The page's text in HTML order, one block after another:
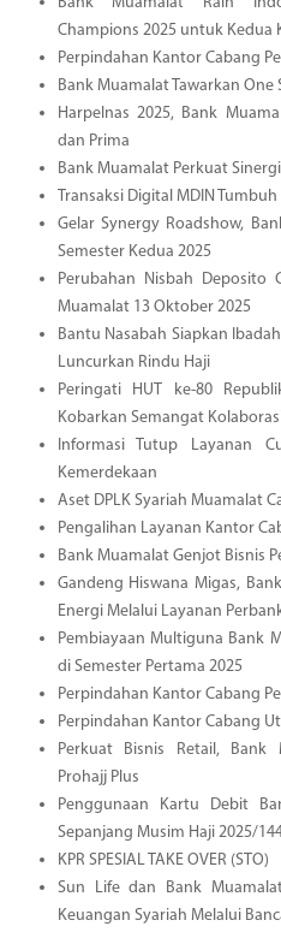
Champions 2025 untuk Kedua
Perpindahan Kantor Cabang
Bank Muamalat Tawarkan One
Harpelnas 2025, Bank
dan Prima
Bank Muamalat Perkuat
Transaksi Digital MDIN Tumbuh
Gelar Synergy Roadshow,
Semester Kedua 2025
Perubahan Nisbah Deposito
Muamalat 13 Oktober 2025
Bantu Nasabah Siapkan
Luncurkan Rindu Haji
Peringati HUT ke-80
Kobarkan Semangat
Informasi Tutup Layanan
Kemerdekaan
Aset DPLK Syariah Muamalat
Pengalihan Layanan Kantor
Bank Muamalat Genjot Bisnis
Gandeng Hiswana Migas,
Energi Melalui Layanan
Pembiayaan Multiguna Bank
di Semester Pertama 2025
Perpindahan Kantor Cabang
Perpindahan Kantor Cabang
Perkuat Bisnis Retail, Bank
Prohajj Plus
Penggunaan Kartu Debit
Sepanjang Musim Haji 2025/
KPR SPESIAL TAKE OVER (STO)
Sun Life dan Bank
Keuangan Syariah Melalui